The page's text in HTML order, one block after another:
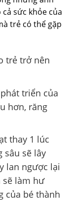
sức khỏe của
trẻ có thể gặp
trẻ trở nên
triển của
hơn, răng
thay 1 lúc
sâu sẽ lây
lan ngược lại
sẽ làm hư
của bé thành